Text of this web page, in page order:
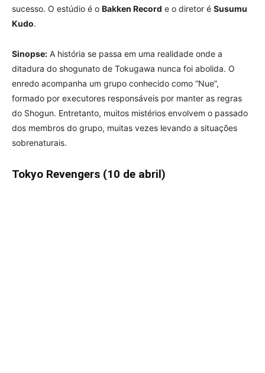
sucesso. O estúdio é o Bakken Record e o diretor é Susumu
Kudo.
Sinopse: A história se passa em uma realidade onde a
ditadura do shogunato de Tokugawa nunca foi abolida. O
enredo acompanha um grupo conhecido como “Nue”,
formado por executores responsáveis por manter as regras
do Shogun. Entretanto, muitos mistérios envolvem o passado
dos membros do grupo, muitas vezes levando a situações
sobrenaturais.
Tokyo Revengers (10 de abril)